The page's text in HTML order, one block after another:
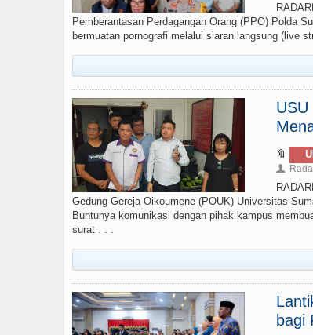
Pemberantasan Perdagangan Orang (PPO) Polda
bermuatan pornografi melalui siaran langsung (live
🔖
👤
Gedung Gereja Oikoumene (POUK) Universitas
Buntunya komunikasi dengan pihak kampus
surat . . .
bagi